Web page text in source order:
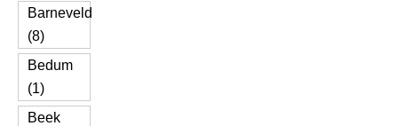
Barneveld
(8)
Bedum
(1)
Beek